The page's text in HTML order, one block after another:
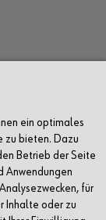
ein optimales
zu bieten. Dazu
Betrieb der Seite
Anwendungen
für
Inhalte oder zu